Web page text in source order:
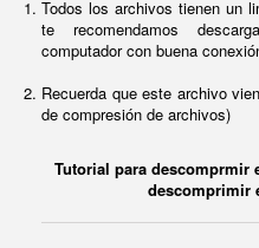
Todos los archivos tienen un
te recomendamos
computador con buena
Recuerda que este archivo
de compresión de archivos)
Tutorial para descomprmir
descomprimir